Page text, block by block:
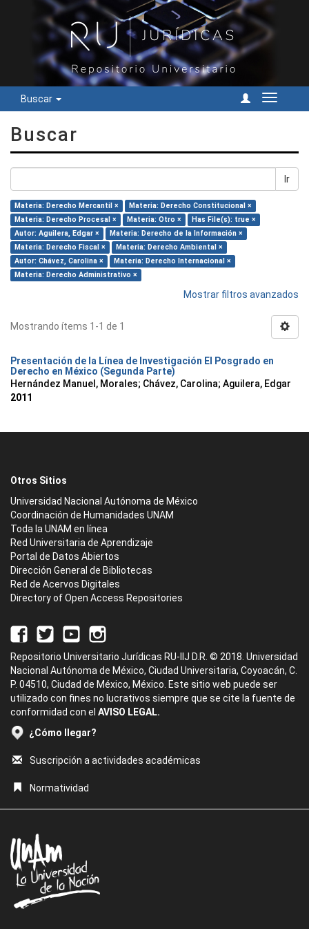
Buscar
Cambiar
Buscar
Ir
Materia: Derecho Mercantil ×
Materia: Derecho Constitucional ×
Materia: Derecho Procesal ×
Materia: Otro ×
Has File(s): true ×
Autor: Aguilera, Edgar ×
Materia: Derecho de la Información ×
Materia: Derecho Fiscal ×
Materia: Derecho Ambiental ×
Autor: Chávez, Carolina ×
Materia: Derecho Internacional ×
Materia: Derecho Administrativo ×
Mostrar filtros avanzados
Mostrando ítems 1-1 de 1
Presentación de la Línea de Investigación El Posgrado en
Derecho en México (Segunda Parte)
Hernández Manuel, Morales; Chávez, Carolina; Aguilera, Edgar
2011
Otros Sitios
Universidad Nacional Autónoma de México
Coordinación de Humanidades UNAM
Toda la UNAM en línea
Red Universitaria de Aprendizaje
Portal de Datos Abiertos
Dirección General de Bibliotecas
Red de Acervos Digitales
Directory of Open Access Repositories
Repositorio Universitario Jurídicas RU-IIJ D.R. © 2018. Universidad
Nacional Autónoma de México, Ciudad Universitaria, Coyoacán, C.
P. 04510, Ciudad de México, México. Este sitio web puede ser
utilizado con fines no lucrativos siempre que se cite la fuente de
conformidad con el AVISO LEGAL.
¿Cómo llegar?
Suscripción a actividades académicas
Normatividad